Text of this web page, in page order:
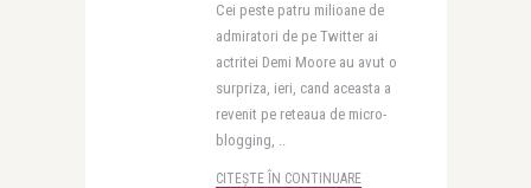
Cei peste patru milioane de
admiratori de pe Twitter ai
actritei Demi Moore au avut o
surpriza, ieri, cand aceasta a
revenit pe reteaua de micro-
blogging, ..
CITEȘTE ÎN CONTINUARE